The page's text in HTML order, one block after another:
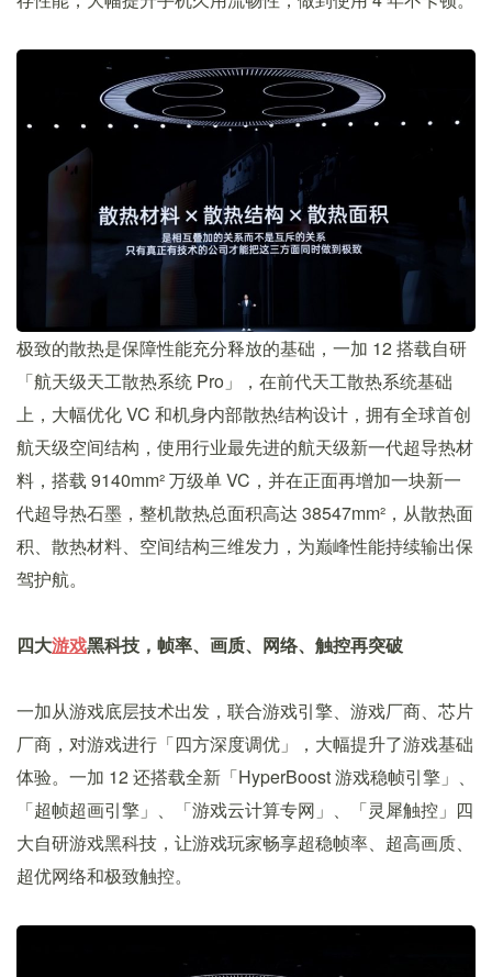
极致的散热是保障性能充分释放的基础，一加 12 搭载自研
「航天级天工散热系统 Pro」，在前代天工散热系统基础
上，大幅优化 VC 和机身内部散热结构设计，拥有全球首创
航天级空间结构，使用行业最先进的航天级新一代超导热材
料，搭载 9140mm² 万级单 VC，并在正面再增加一块新一
代超导热石墨，整机散热总面积高达 38547mm²，从散热面
积、散热材料、空间结构三维发力，为巅峰性能持续输出保
驾护航。
四大游戏黑科技，帧率、画质、网络、触控再突破
一加从游戏底层技术出发，联合游戏引擎、游戏厂商、芯片
厂商，对游戏进行「四方深度调优」，大幅提升了游戏基础
体验。一加 12 还搭载全新「HyperBoost 游戏稳帧引擎」、
「超帧超画引擎」、「游戏云计算专网」、「灵犀触控」四
大自研游戏黑科技，让游戏玩家畅享超稳帧率、超高画质、
超优网络和极致触控。